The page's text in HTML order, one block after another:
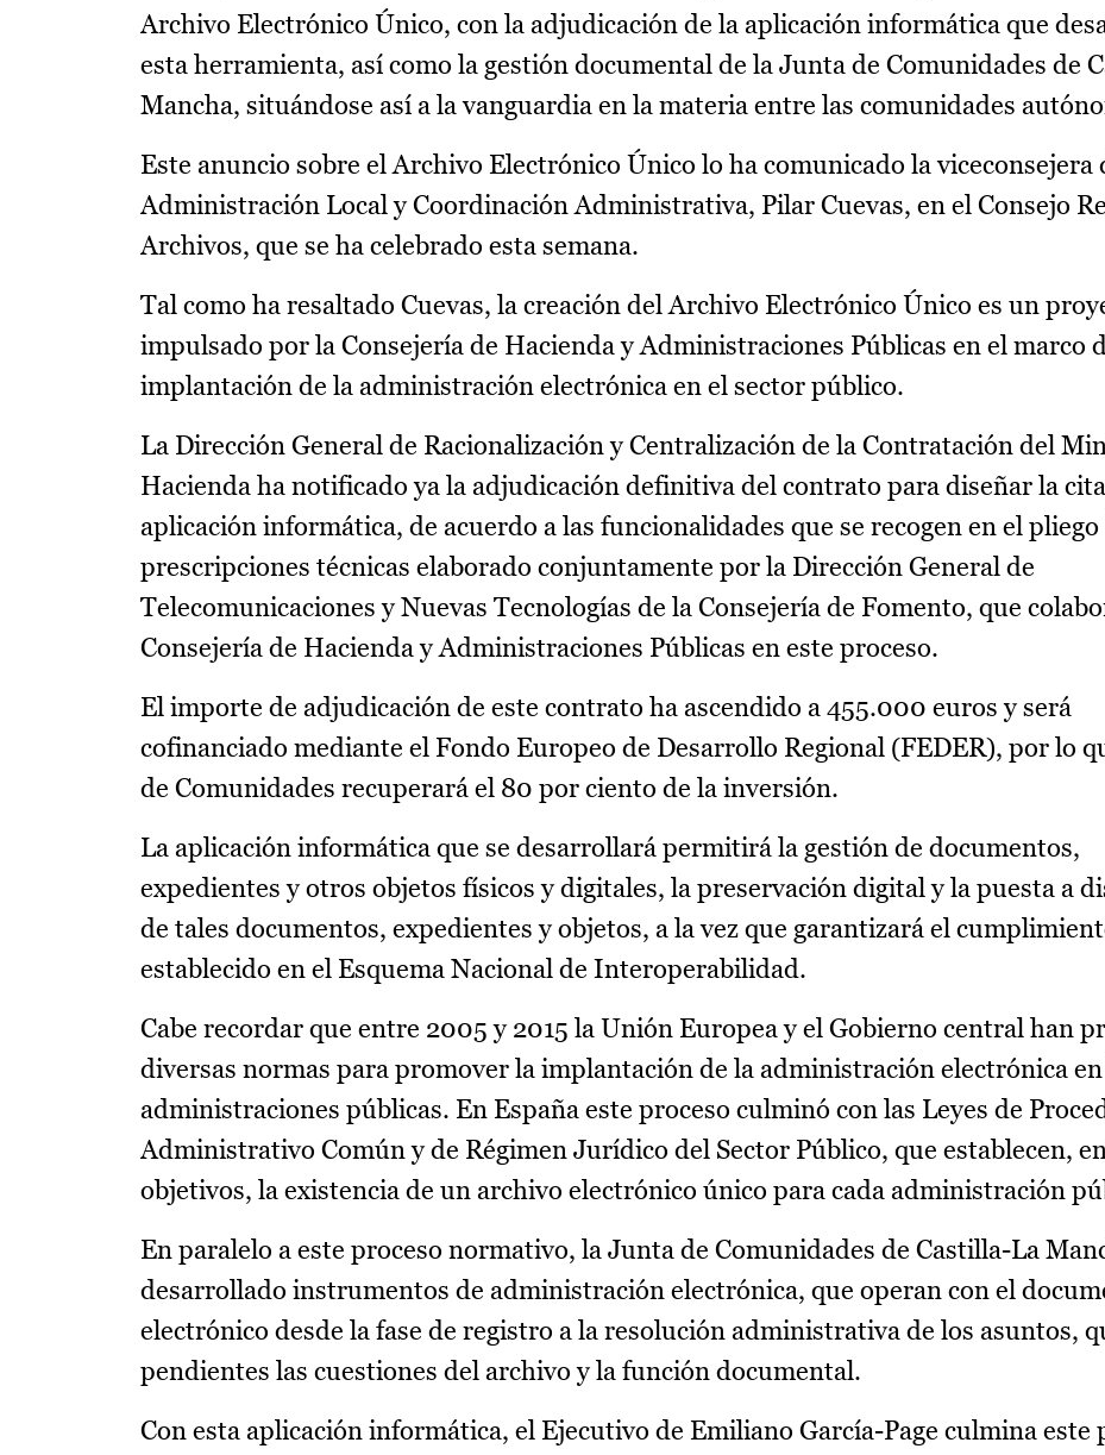
Archivo Electrónico Único, con la adjudicación de la aplicación informática que
esta herramienta, así como la gestión documental de la Junta de Comunidades de
Mancha, situándose así a la vanguardia en la materia entre las comunidades
Este anuncio sobre el Archivo Electrónico Único lo ha comunicado la viceconsejera
Administración Local y Coordinación Administrativa, Pilar Cuevas, en el Consejo
Archivos, que se ha celebrado esta semana.
Tal como ha resaltado Cuevas, la creación del Archivo Electrónico Único es un
impulsado por la Consejería de Hacienda y Administraciones Públicas en el marco
implantación de la administración electrónica en el sector público.
La Dirección General de Racionalización y Centralización de la Contratación del
Hacienda ha notificado ya la adjudicación definitiva del contrato para diseñar la
aplicación informática, de acuerdo a las funcionalidades que se recogen en el pliego
prescripciones técnicas elaborado conjuntamente por la Dirección General de
Telecomunicaciones y Nuevas Tecnologías de la Consejería de Fomento, que
Consejería de Hacienda y Administraciones Públicas en este proceso.
El importe de adjudicación de este contrato ha ascendido a 455.000 euros y será
cofinanciado mediante el Fondo Europeo de Desarrollo Regional (FEDER), por lo
de Comunidades recuperará el 80 por ciento de la inversión.
La aplicación informática que se desarrollará permitirá la gestión de documentos,
expedientes y otros objetos físicos y digitales, la preservación digital y la puesta a
de tales documentos, expedientes y objetos, a la vez que garantizará el
establecido en el Esquema Nacional de Interoperabilidad.
Cabe recordar que entre 2005 y 2015 la Unión Europea y el Gobierno central han
diversas normas para promover la implantación de la administración electrónica en
administraciones públicas. En España este proceso culminó con las Leyes de
Administrativo Común y de Régimen Jurídico del Sector Público, que establecen,
objetivos, la existencia de un archivo electrónico único para cada administración
En paralelo a este proceso normativo, la Junta de Comunidades de Castilla-La
desarrollado instrumentos de administración electrónica, que operan con el
electrónico desde la fase de registro a la resolución administrativa de los asuntos,
pendientes las cuestiones del archivo y la función documental.
Con esta aplicación informática, el Ejecutivo de Emiliano García-Page culmina este